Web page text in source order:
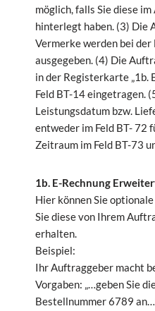
möglich, falls Sie diese
hinterlegt haben. (3) Die
Vermerke werden bei der
ausgegeben. (4) Die
in der Registerkarte „1b.
Feld BT-14 eingetragen.
Leistungsdatum bzw.
entweder im Feld BT- 72
Zeitraum im Feld BT-73
1b. E-Rechnung
Hier können Sie
Sie diese von Ihrem
erhalten.
Beispiel:
Ihr Auftraggeber macht
Vorgaben: „…geben Sie
Bestellnummer 6789